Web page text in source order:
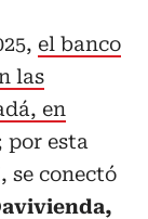
el banco
las
en
por esta
se conectó